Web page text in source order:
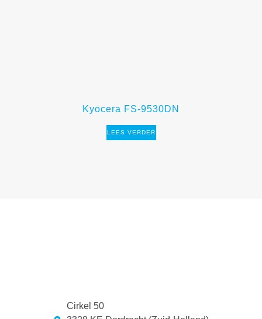
Kyocera FS-9530DN
LEES VERDER
Cirkel 50